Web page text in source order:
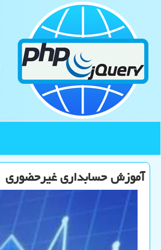
آموزش حسابداری غیرحضوری